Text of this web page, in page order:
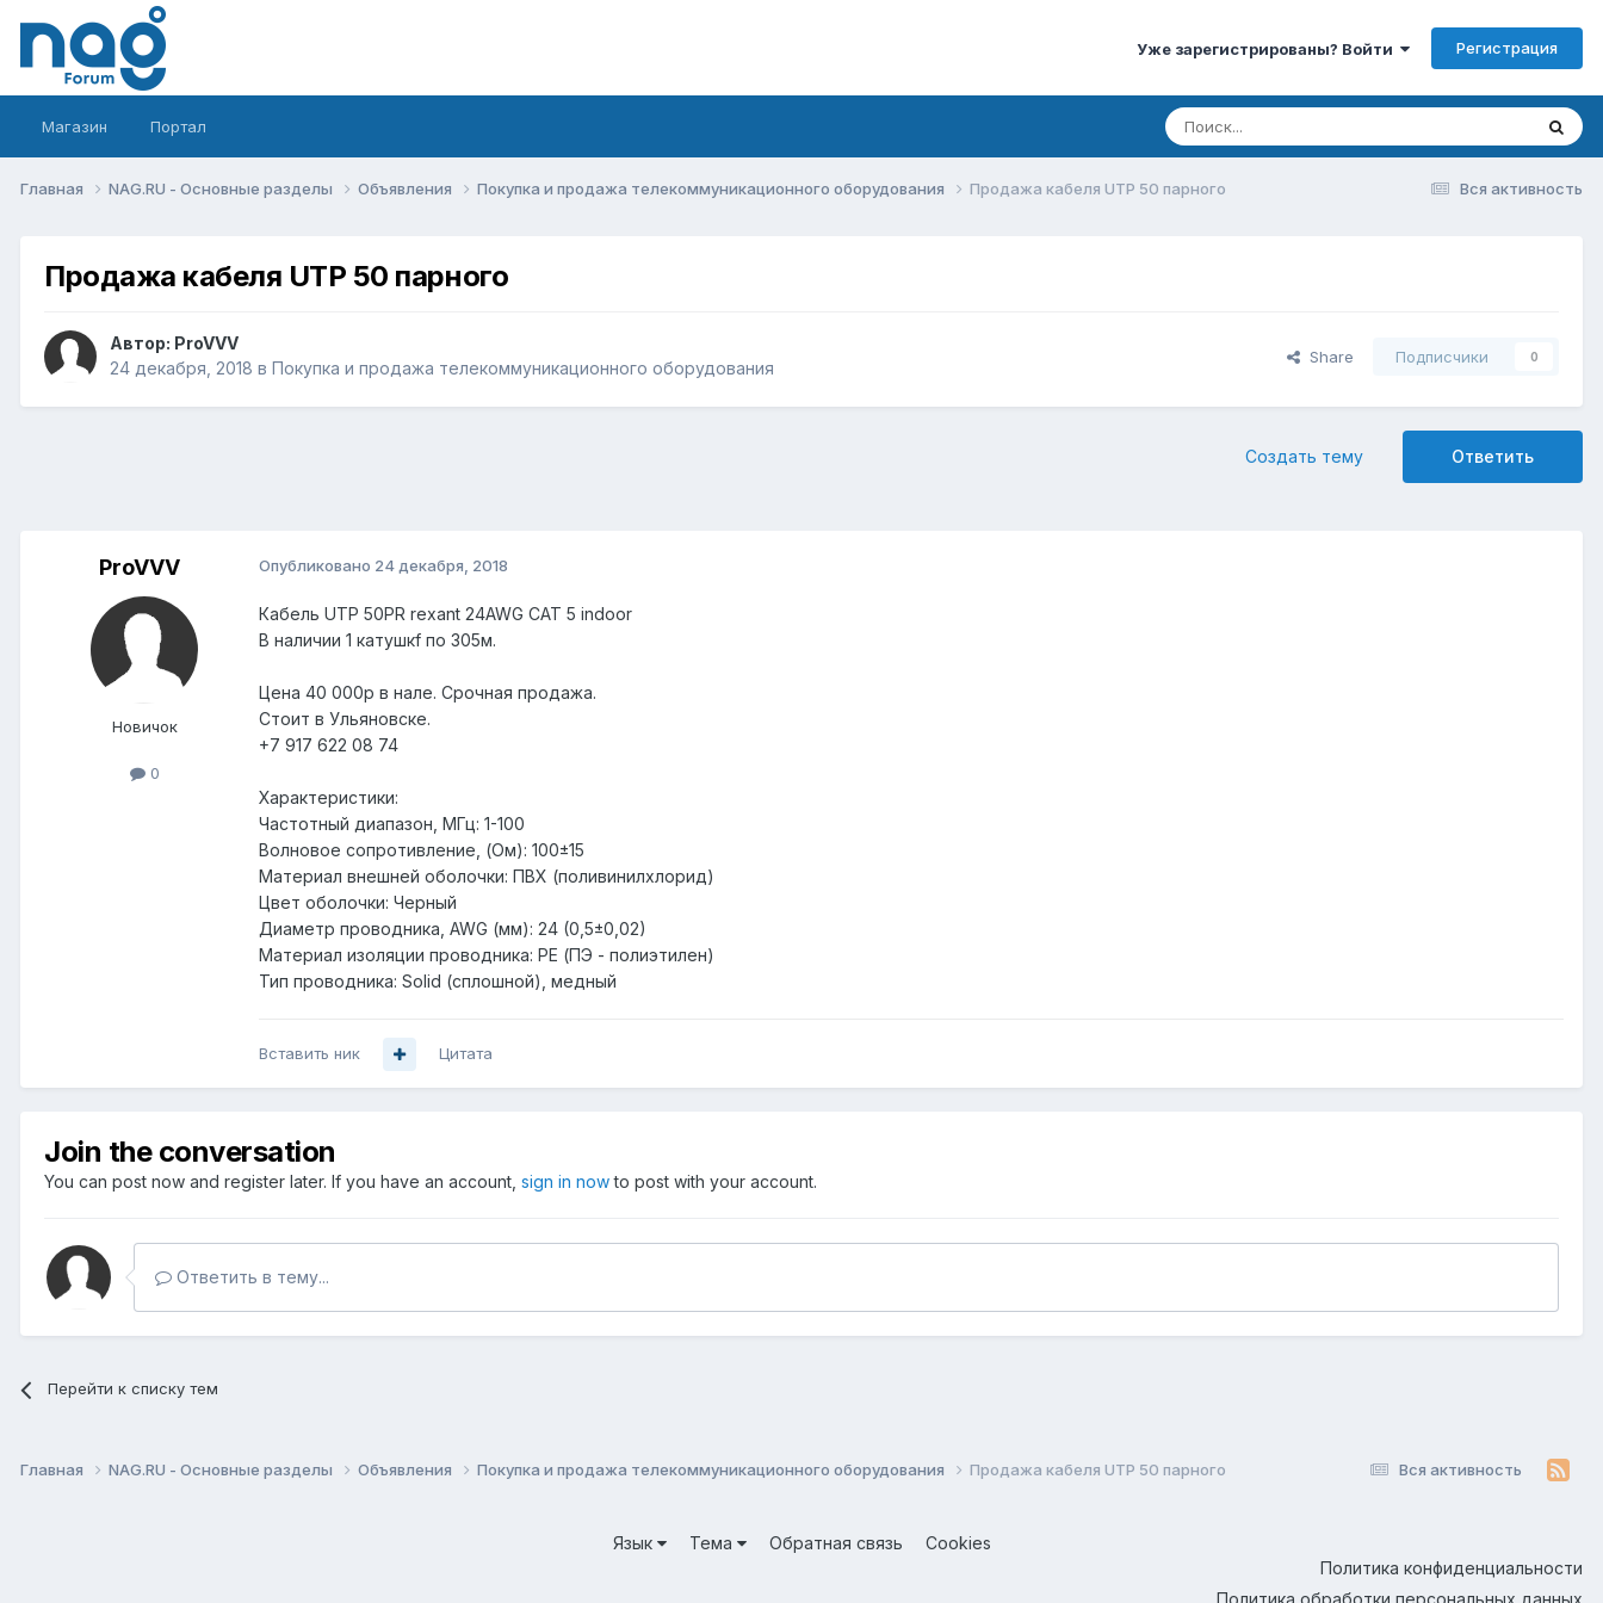
Уже зарегистрированы? Войти Регистрация
Магазин Портал
Вся активность
Главная NAG.RU - Основные разделы Объявления Покупка и продажа телекоммуникационного оборудования Продажа кабеля UTP 50 парного
Продажа кабеля UTP 50 парного
Автор: ProVVV
24 декабря, 2018 в Покупка и продажа телекоммуникационного оборудования
Share Подписчики 0
Ответить
Создать тему
ProVVV
Новичок
0
Опубликовано 24 декабря, 2018
Кабель UTP 50PR rexant 24AWG CAT 5 indoor
В наличии 1 катушкf по 305м.
Цена 40 000р в нале. Срочная продажа.
Стоит в Ульяновске.
+7 917 622 08 74
Характеристики:
Частотный диапазон, МГц: 1-100
Волновое сопротивление, (Ом): 100±15
Материал внешней оболочки: ПВХ (поливинилхлорид)
Цвет оболочки: Черный
Диаметр проводника, AWG (мм): 24 (0,5±0,02)
Материал изоляции проводника: PE (ПЭ - полиэтилен)
Тип проводника: Solid (сплошной), медный
Вставить ник Цитата
Join the conversation
You can post now and register later. If you have an account, sign in nowto post with your account.
Ответить в тему...
Перейти к списку тем
Вся активность
Главная NAG.RU - Основные разделы Объявления Покупка и продажа телекоммуникационного оборудования Продажа кабеля UTP 50 парного
Язык Тема Обратная связь
Cookies
Политика конфиденциальности
Политика обработки персональных данных